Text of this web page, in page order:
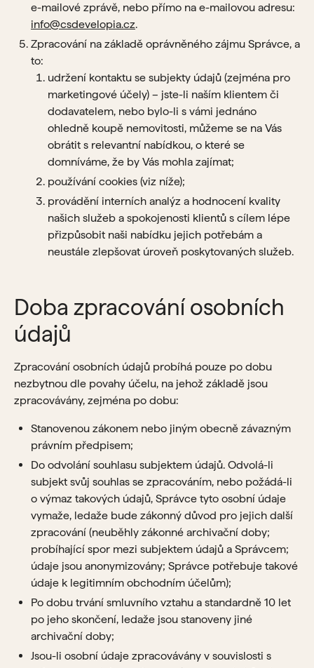
e-mailové zprávě, nebo přímo na e-mailovou adresu:
info@csdevelopia.cz.
Zpracování na základě oprávněného zájmu Správce, a
to:
udržení kontaktu se subjekty údajů (zejména pro
marketingové účely) – jste-li naším klientem či
dodavatelem, nebo bylo-li s vámi jednáno
ohledně koupě nemovitosti, můžeme se na Vás
obrátit s relevantní nabídkou, o které se
domníváme, že by Vás mohla zajímat;
používání cookies (viz níže);
provádění interních analýz a hodnocení kvality
našich služeb a spokojenosti klientů s cílem lépe
přizpůsobit naši nabídku jejich potřebám a
neustále zlepšovat úroveň poskytovaných služeb.
Doba zpracování osobních
údajů
Zpracování osobních údajů probíhá pouze po dobu
nezbytnou dle povahy účelu, na jehož základě jsou
zpracovávány, zejména po dobu:
Stanovenou zákonem nebo jiným obecně závazným
právním předpisem;
Do odvolání souhlasu subjektem údajů. Odvolá-li
subjekt svůj souhlas se zpracováním, nebo požádá-li
o výmaz takových údajů, Správce tyto osobní údaje
vymaže, ledaže bude zákonný důvod pro jejich další
zpracování (neuběhly zákonné archivační doby;
probíhající spor mezi subjektem údajů a Správcem;
údaje jsou anonymizovány; Správce potřebuje takové
údaje k legitimním obchodním účelům);
Po dobu trvání smluvního vztahu a standardně 10 let
po jeho skončení, ledaže jsou stanoveny jiné
archivační doby;
Jsou-li osobní údaje zpracovávány v souvislosti s